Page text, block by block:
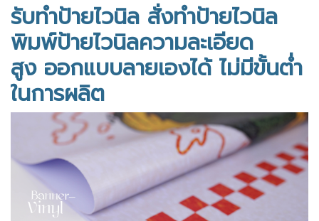
รับทำป้ายไวนิล สั่งทำป้ายไวนิล
พิมพ์ป้ายไวนิลความละเอียด
สูง ออกแบบลายเองได้ ไม่มีขั้นต่ำ
ในการผลิต